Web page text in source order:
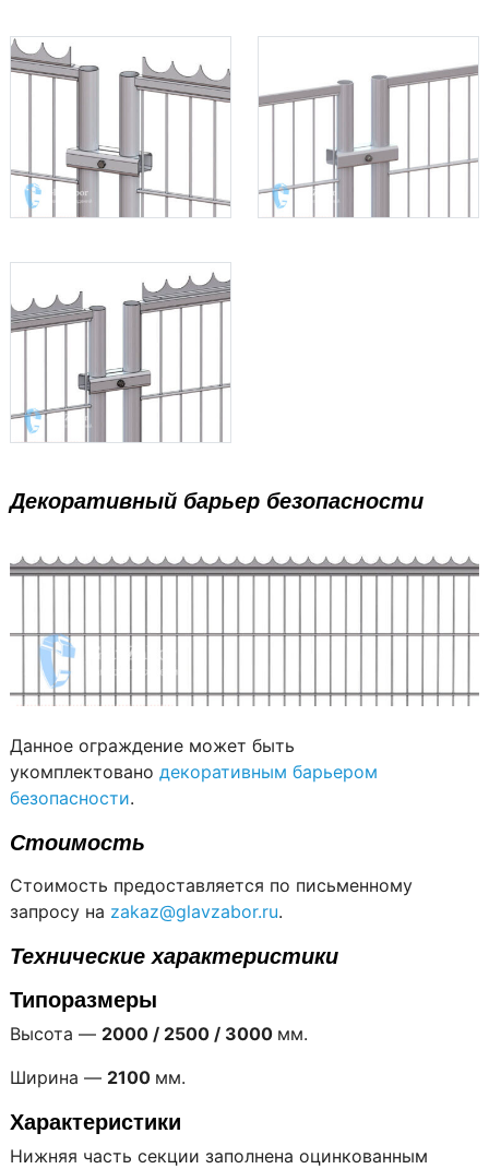
Декоративный барьер безопасности
Данное ограждение может быть
укомплектовано декоративным барьером
безопасности.
Стоимость
Стоимость предоставляется по письменному
запросу на zakaz@glavzabor.ru.
Технические характеристики
Типоразмеры
Высота — 2000 / 2500 / 3000 мм.
Ширина — 2100 мм.
Характеристики
Нижняя часть секции заполнена оцинкованным